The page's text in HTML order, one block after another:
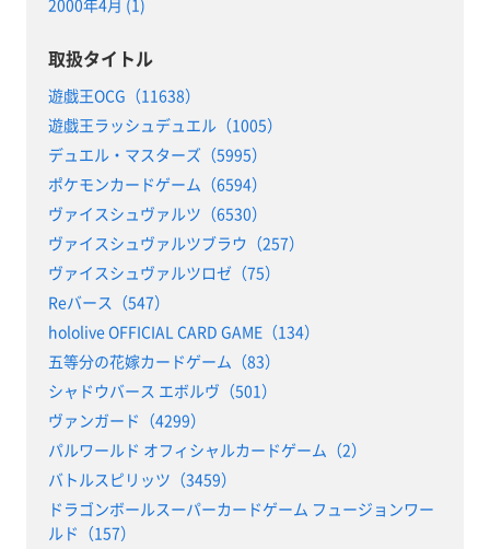
取扱タイトル
遊戯王OCG（11638）
遊戯王ラッシュデュエル（1005）
デュエル・マスターズ（5995）
ポケモンカードゲーム（6594）
ヴァイスシュヴァルツ（6530）
ヴァイスシュヴァルツブラウ（257）
ヴァイスシュヴァルツロゼ（75）
Reバース（547）
hololive OFFICIAL CARD GAME（134）
五等分の花嫁カードゲーム（83）
シャドウバース エボルヴ（501）
ヴァンガード（4299）
パルワールド オフィシャルカードゲーム（2）
バトルスピリッツ（3459）
ドラゴンボールスーパーカードゲーム フュージョンワー
ルド（157）